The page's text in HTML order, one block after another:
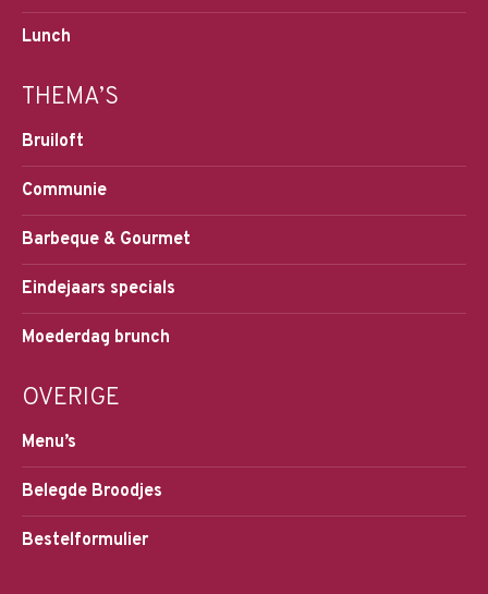
Lunch
THEMA’S
Bruiloft
Communie
Barbeque & Gourmet
Eindejaars specials
Moederdag brunch
OVERIGE
Menu’s
Belegde Broodjes
Bestelformulier